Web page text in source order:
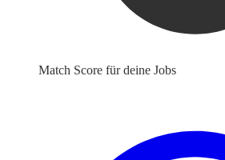
Match Score für deine Jobs